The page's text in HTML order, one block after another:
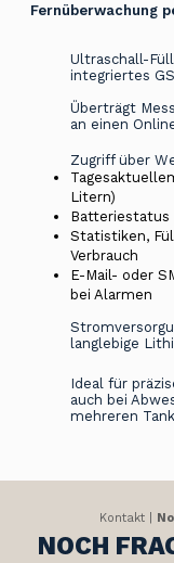
Fernüberwachung
Ultraschall-
integriertes
Überträgt
an einen
Zugriff über
Litern)
Batteriestatus
Statistiken,
Verbrauch
E-Mail- oder
bei Alarmen
langlebige
Ideal für
auch bei
mehreren
Kontakt |
NOCH